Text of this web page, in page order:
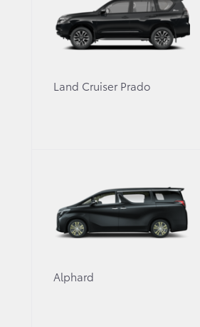
Land Cruiser Prado
Alphard
ЧИТАЙТЕ